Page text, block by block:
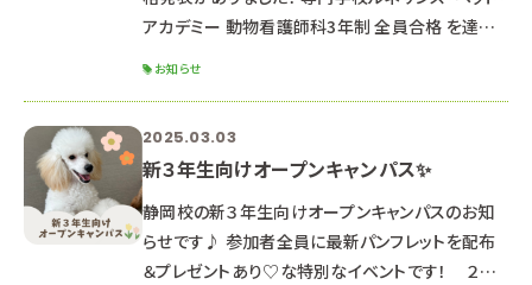
アカデミー 動物看護師科3年制 全員合格 を達成
科ブログも見てね！
お知らせ
2025.03.03
新３年生向けオープンキャンパス✨
静岡校の新３年生向けオープンキャンパスのお知
らせです♪ 参加者全員に最新パンフレットを配布
＆プレゼントあり♡な特別なイベントです！ ２０２